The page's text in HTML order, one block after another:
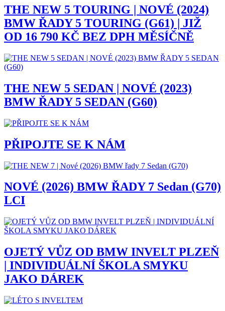
THE NEW 5 TOURING | NOVÉ (2024)
BMW ŘADY 5 TOURING (G61) | JIŽ
OD 16 790 KČ BEZ DPH MĚSÍČNĚ
THE NEW 5 SEDAN | NOVÉ (2023)
BMW ŘADY 5 SEDAN (G60)
PŘIPOJTE SE K NÁM
NOVÉ (2026) BMW ŘADY 7 Sedan (G70)
LCI
OJETÝ VŮZ OD BMW INVELT PLZEŇ
| INDIVIDUÁLNÍ ŠKOLA SMYKU
JAKO DÁREK